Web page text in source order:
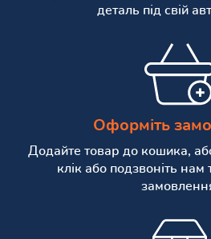
деталь під свій
Оформіть
Додайте товар до кошика,
клік або подзвоніть